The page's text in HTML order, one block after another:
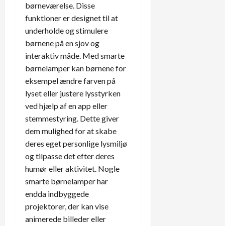
børneværelse. Disse
funktioner er designet til at
underholde og stimulere
børnene på en sjov og
interaktiv måde. Med smarte
børnelamper kan børnene for
eksempel ændre farven på
lyset eller justere lysstyrken
ved hjælp af en app eller
stemmestyring. Dette giver
dem mulighed for at skabe
deres eget personlige lysmiljø
og tilpasse det efter deres
humør eller aktivitet. Nogle
smarte børnelamper har
endda indbyggede
projektorer, der kan vise
animerede billeder eller